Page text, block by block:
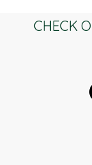
CHECK